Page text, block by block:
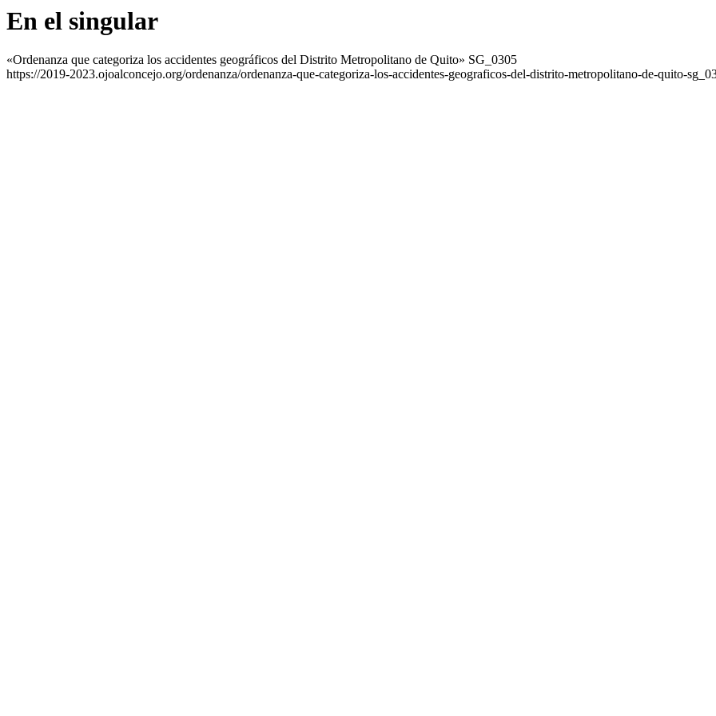
En el singular
«Ordenanza que categoriza los accidentes geográficos del Distrito Metropolitano de Quito» SG_0305
https://2019-2023.ojoalconcejo.org/ordenanza/ordenanza-que-categoriza-los-accidentes-geograficos-del-distrito-metropolitano-de-quito-